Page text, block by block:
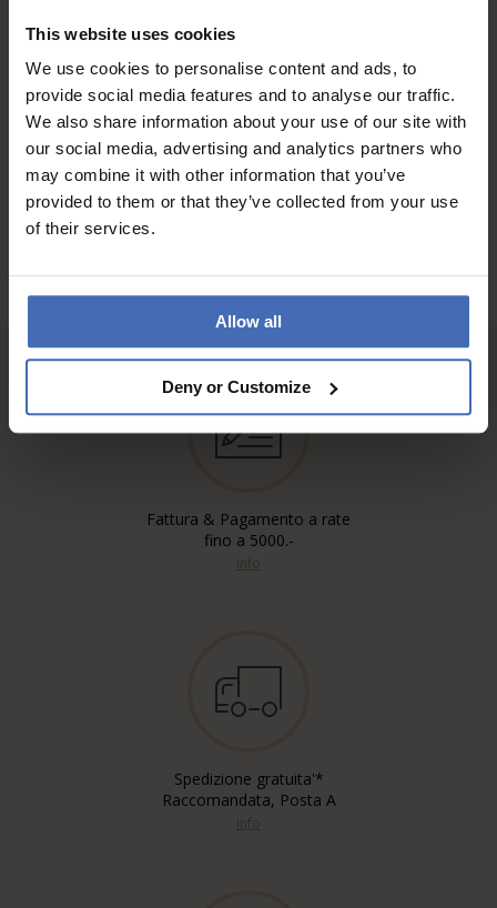
This website uses cookies
We use cookies to personalise content and ads, to
provide social media features and to analyse our traffic.
We also share information about your use of our site with
our social media, advertising and analytics partners who
may combine it with other information that you’ve
provided to them or that they’ve collected from your use
of their services.
Allow all
Deny or Customize
ALLE RECENSIONI
Fattura & Pagamento a rate
fino a 5000.-
Spedizione gratuita'*
Raccomandata, Posta A